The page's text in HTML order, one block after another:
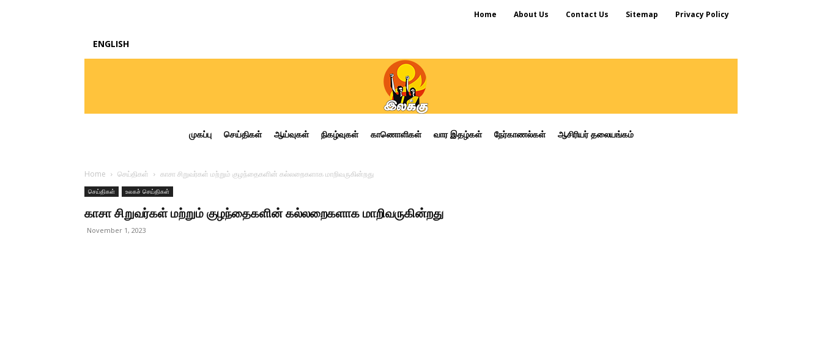
Home About Us Contact Us Sitemap Privacy Policy
ENGLISH
முகப்பு செய்திகள் ஆய்வுகள் நிகழ்வுகள் காணொளிகள் வார இதழ்கள் நேர்காணல்கள் ஆசிரியர் தலையங்கம்
Home செய்திகள் காசா சிறுவர்கள் மற்றும் குழந்தைகளின் கல்லறைகளாக மாறிவருகின்றது
செய்திகள் உலகச் செய்திகள்
காசா சிறுவர்கள் மற்றும் குழந்தைகளின் கல்லறைகளாக மாறிவருகின்றது
November 1, 2023